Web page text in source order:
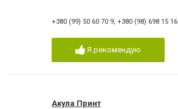
+380 (99) 50 60 70 9, +380 (98) 698 15 16
Я рекомендую
Акула Принт